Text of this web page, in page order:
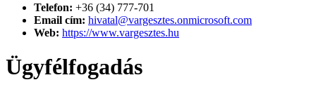
Telefon: +36 (34) 777-701
Email cím: hivatal@vargesztes.onmicrosoft.com
Web: https://www.vargesztes.hu
Ügyfélfogadás